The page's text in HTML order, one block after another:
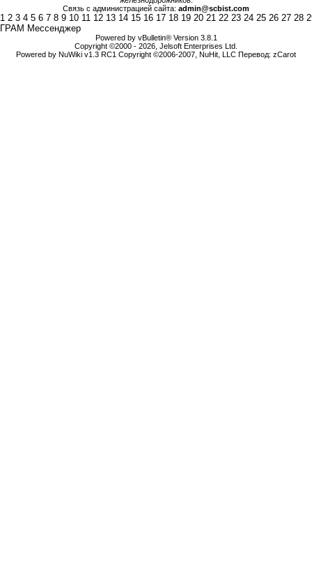
Связь с администрацией сайта: admin@scbist.com
1 2 3 4 5 6 7 8 9 10 11 12 13 14 15 16 17 18 19 20 21 22 23 24 25 26 27 28
ГРАМ Мессенджер
Powered by vBulletin® Version 3.8.1
Copyright ©2000 - 2026, Jelsoft Enterprises Ltd.
Powered by NuWiki v1.3 RC1 Copyright ©2006-2007, NuHit, LLC Перевод: zCarot